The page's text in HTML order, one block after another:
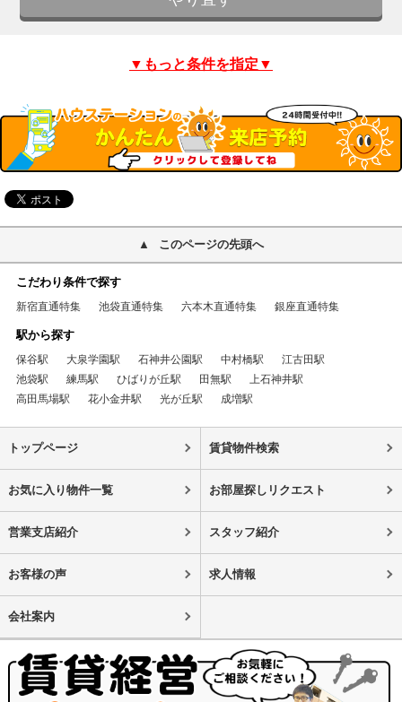
▼もっと条件を指定▼
このページの先頭へ
こだわり条件で探す
新宿直通特集 池袋直通特集 六本木直通特集 銀座直通特集
駅から探す
保谷駅 大泉学園駅 石神井公園駅 中村橋駅
江古田駅
池袋駅
練馬駅 ひばりが丘駅 田無駅
上石神井駅
高田馬場駅
花小金井駅 光が丘駅 成増駅
トップページ 賃貸物件検索
お気に入り物件一覧 お部屋探しリクエスト
営業支店紹介 スタッフ紹介
お客様の声 求人情報
会社案内